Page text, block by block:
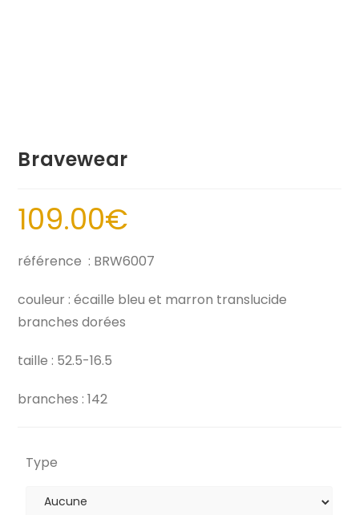
Bravewear
109.00€
référence : BRW6007
couleur : écaille bleu et marron translucide
branches dorées
taille : 52.5-16.5
branches : 142
Type